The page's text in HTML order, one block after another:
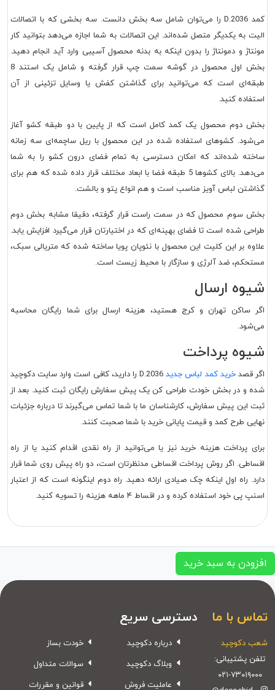
کمد D.2036 را می‌توان شامل سه بخش دانست. سه بخشی که با اتصالات
الیت به یکدیگر متصل شده‌اند. این اتصالات به شما اجازه می‌دهد بتوانید کار
مونتاژ و دمونتاژ را بدون اینکه به بدنه‌ محصول آسیبی وارد آید انجام دهید.
بخش اول محصول در گوشه سمت چپ قرار گرفته و شامل یک استند 8
طبقه‌ای است که می‌توانید برای گذاشتن کفش یا وسایل تزئینی از آن
استفاده کنید.
بخش دوم محصول یک کمد کامل است که از پایین با دو طبقه کشو آغاز
می‌شود. کشوهای استفاده شده در این محصول با ریل ساچمه‌ای سه زمانه
ساخته شده‌اند که امکان دسترسی به تمام فضای درون کشو را به شما
می‌دهد. بالای کشوها 5 طبقه فضا با ابعاد مختلف قرار داده شده که هم برای
گذاشتن لباس آویز مناسب است و هم انواع پتو و بالشت.
بخش سوم محصول که در سمت راست قرار گرفته، دقیقا مشابه بخش دوم
طراحی شده است تا فضای بهینه‌ای که در اختیارتان قرار می‌گیرد افزایش یابد.
علاوه بر این کلیت این محصول با نئوپان پویا ساخته شده که متریالی سبک،
مستحکم، ضد آلرژی و سازگار با محیط زیست است.
شیوه ارسال
اگر ساکن تهران و کرج هستید، هزینه ارسال برای شما رایگان محاسبه
می‌شود.
شیوه پرداخت
اگر قصدخرید کمد لباس جدید
D.2036 را دارید، کافی است وارد سایت دکوچید
شده و در بخش خودت طراحی کن یک پیش سفارش رایگان ثبت کنید. بعد از
ثبت این پیش سفارش، کارشناسان ما با شما تماس می‌گیرند تا درباره جزئیات
نهایی طرح کمد و قیمت پایانی خرید با شما صحبت کنند.
برای پرداخت هزینه خرید نیز یا می‌توانید از راه نقدی اقدام کنید یا از راه
اقساطی. اگر روش پرداخت اقساطی مدنظرتان است، دو راه پیش روی شما قرار
دارد. راه اول اینکه چک صیادی ارائه دهید. راه دوم اینگونه است که از اعتبار
اسنپ پی خود استفاده کرده و در اقساط ۴ ماهه هزینه را تسویه کنید.
افزودن به سبد خرید
تماس با ما
شعب دکوچید
تلفن پشتیبانی:
۰۲۱-۷۳۰۱۹۰۰۰
دسترسی سریع
درباره دکوچید
وبلاگ دکوچید
عاملیت فروش
خودت بساز
سوالات متداول
قوانین و مقررات